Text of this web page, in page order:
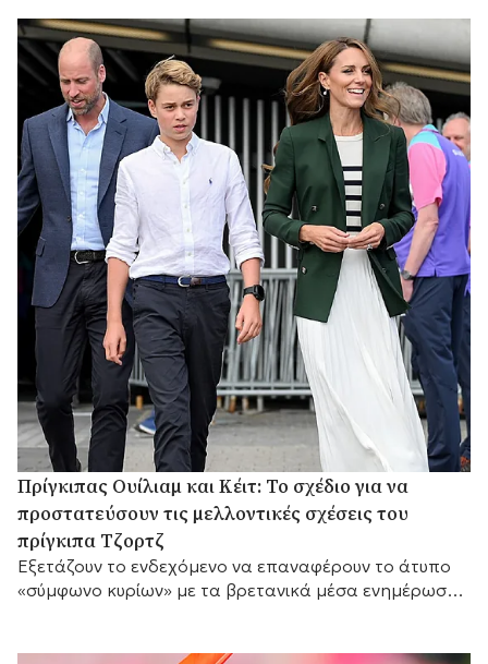
Πρίγκιπας Ουίλιαμ και Κέιτ: Το σχέδιο για να
προστατεύσουν τις μελλοντικές σχέσεις του
πρίγκιπα Τζορτζ
Eξετάζουν το ενδεχόμενο να επαναφέρουν το άτυπο
«σύμφωνο κυρίων» με τα βρετανικά μέσα ενημέρωσης,